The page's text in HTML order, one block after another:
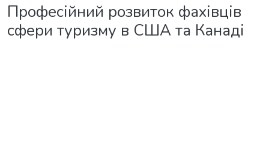
Професійний розвиток фахівців
сфери туризму в США та Канаді